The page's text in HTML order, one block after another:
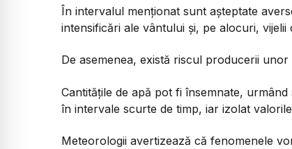
În intervalul menționat sunt așteptate
intensificări ale vântului și, pe alocuri,
De asemenea, există riscul producerii unor
Cantitățile de apă pot fi însemnate,
în intervale scurte de timp, iar izolat
Meteorologii avertizează că fenomenele